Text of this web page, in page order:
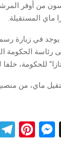
من أوفر
ماي المستقيلة.
في زيارة
الحكومة
للحكومة، خلفا
ماي، من
X
M
Pi